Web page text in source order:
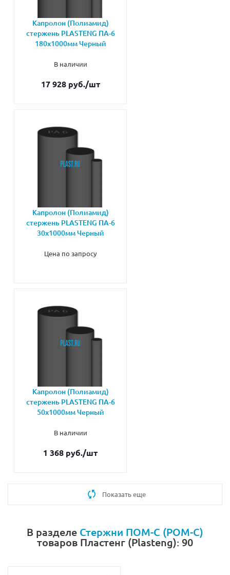
Капролон (Полиамид)
стержень PLASTENG ПА-6
180х1000мм Черный
В наличии
17 928 руб./шт
Капролон (Полиамид)
стержень PLASTENG ПА-6
30х1000мм Черный
Цена по запросу
Капролон (Полиамид)
стержень PLASTENG ПА-6
50х1000мм Черный
В наличии
1 368 руб./шт
Показать еще
В разделе Стержни ПОМ-С (POM-C)
товаров Пластенг (Plasteng): 90